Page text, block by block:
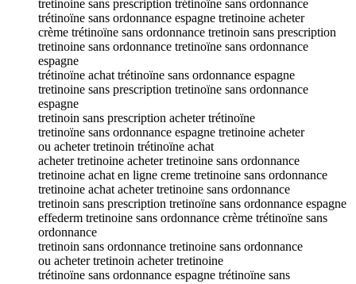
tretinoine sans prescription trétinoïne sans ordonnance
trétinoïne sans ordonnance espagne tretinoine acheter
crème trétinoïne sans ordonnance tretinoin sans prescription
tretinoine sans ordonnance tretinoïne sans ordonnance
espagne
trétinoïne achat trétinoïne sans ordonnance espagne
tretinoine sans prescription tretinoïne sans ordonnance
espagne
tretinoin sans prescription acheter trétinoïne
tretinoïne sans ordonnance espagne tretinoine acheter
ou acheter tretinoin trétinoïne achat
acheter tretinoine acheter tretinoine sans ordonnance
tretinoine achat en ligne creme tretinoine sans ordonnance
tretinoine achat acheter tretinoine sans ordonnance
tretinoin sans prescription tretinoïne sans ordonnance espagne
effederm tretinoine sans ordonnance crème trétinoïne sans
ordonnance
tretinoin sans ordonnance tretinoine sans ordonnance
ou acheter tretinoin acheter tretinoine
trétinoïne sans ordonnance espagne trétinoïne sans